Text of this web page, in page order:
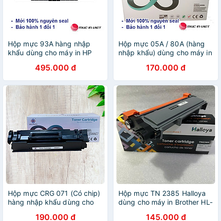
Hộp mực 93A hàng nhập
khẩu dùng cho máy in HP
Cartridge CZ192A -
Cartridge 93A mới 100%
[Fullbox]
495.000 đ
Hộp mực 05A / 80A (hàng
nhập khẩu) dùng cho máy in
P2035, P2055 - Canon LBP
251DW, 252DW, MF416DW -
Cartridge CE505A - CF280A
170.000 đ
Hộp mực CRG 071 (Có chip)
hàng nhập khẩu dùng cho
190.000 đ
Hộp mực TN 2385 Halloya
dùng cho máy in Brother HL-
145.000 đ